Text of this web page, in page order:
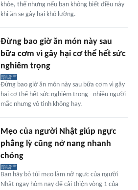
khỏe, thế nhưng nếu bạn không biết điều này
khi ăn sẽ gây hại khó lường.
Đừng bao giờ ăn món này sau
bữa cơm vì gây hại cơ thể hết sức
nghiêm trọng
Đừng bao giờ ăn món này sau bữa cơm vì gây
hại cơ thể hết sức nghiêm trọng - nhiều người
mắc nhưng vô tình không hay.
Mẹo của người Nhật giúp ngực
phẳng lỳ cũng nở nang nhanh
chóng
Bạn hãy bỏ túi mẹo làm nở ngực của người
Nhật ngay hôm nay để cải thiện vòng 1 của